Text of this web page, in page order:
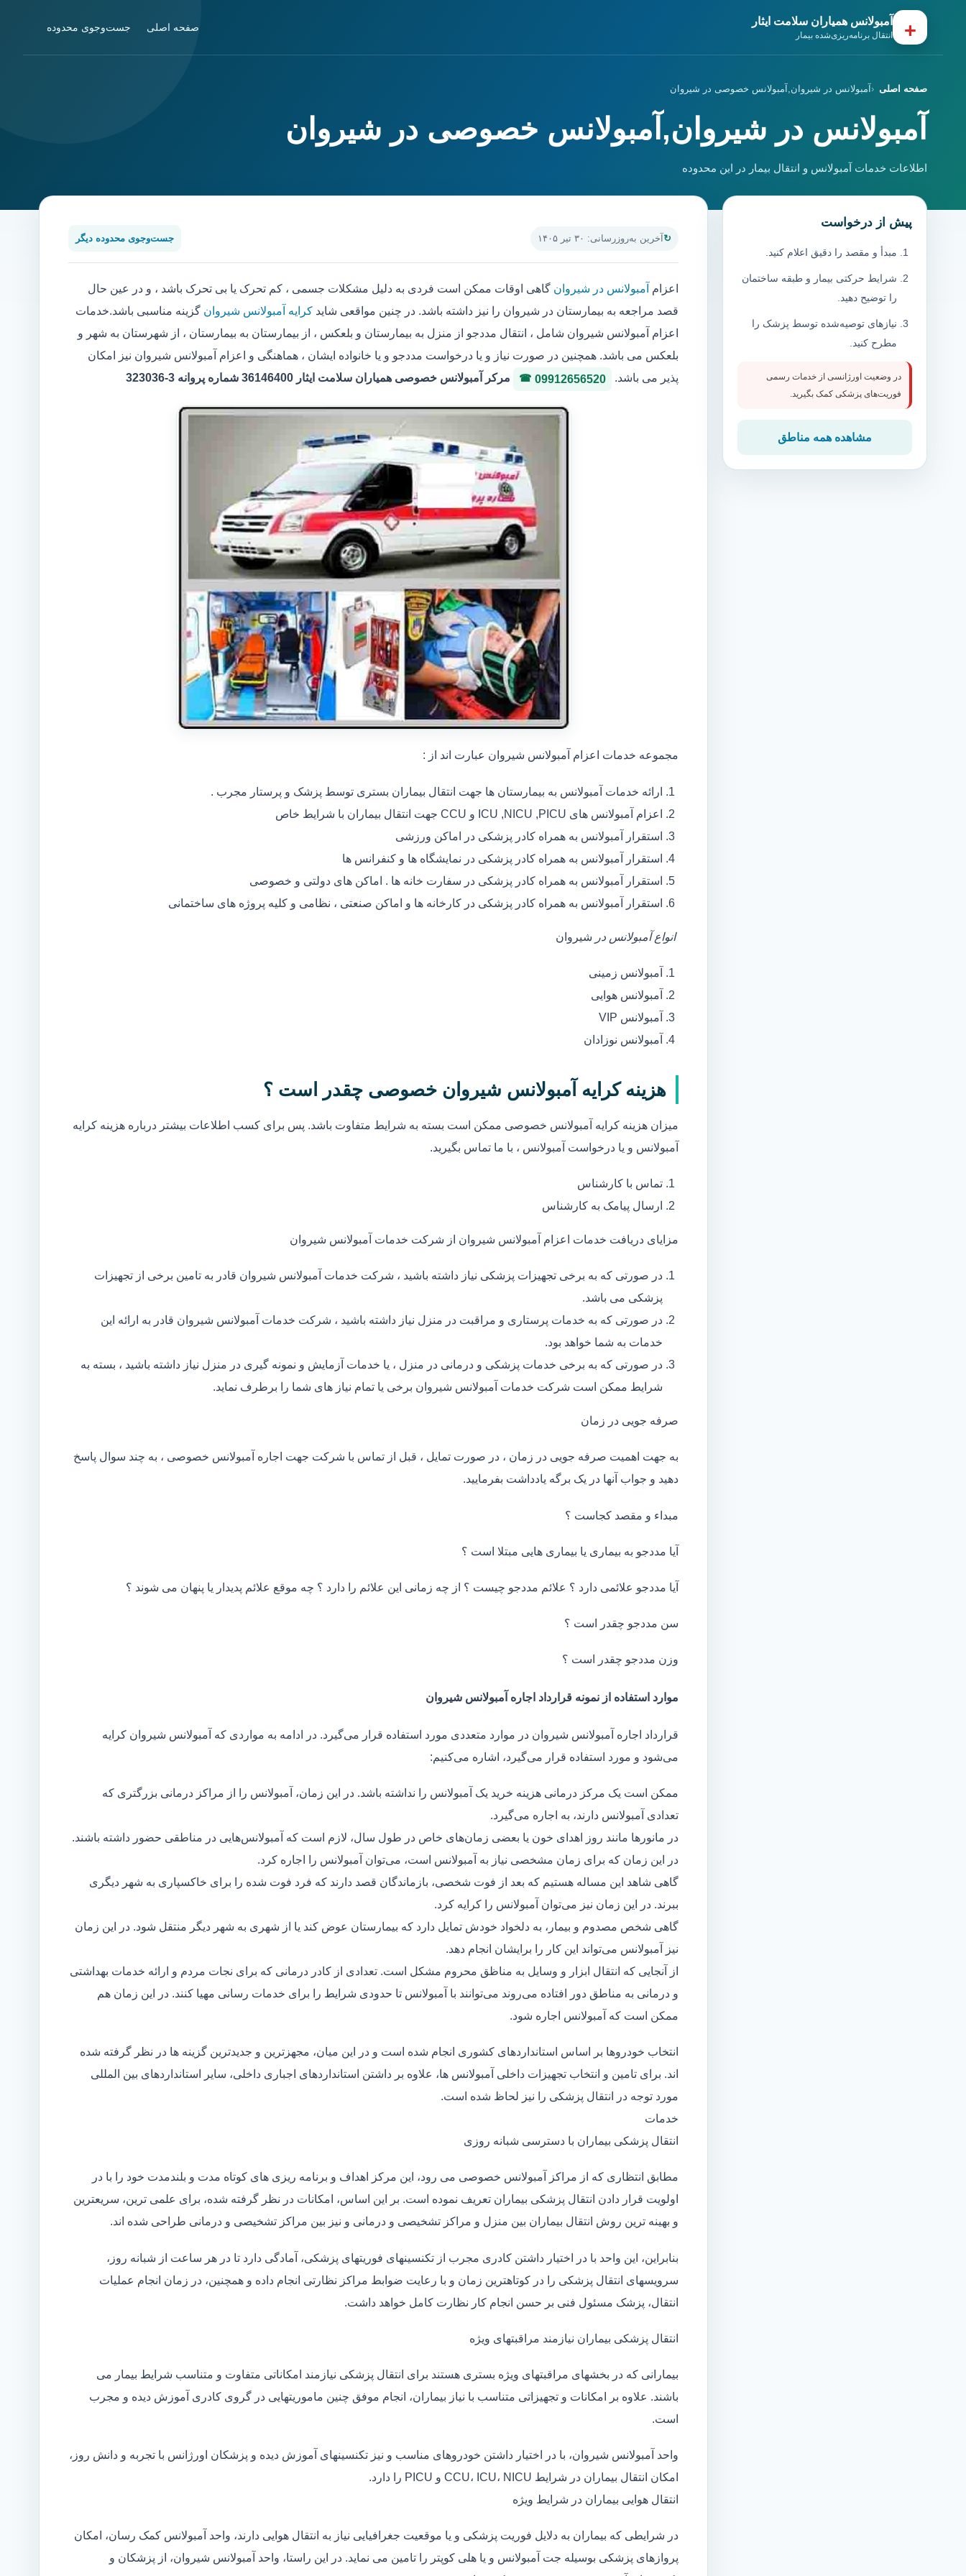
+ آمبولانس همیاران سلامت ایثار
انتقال برنامه‌ریزی‌شده بیمار
صفحه اصلی جست‌وجوی محدوده
صفحه اصلی آمبولانس در شیروان,آمبولانس خصوصی در شیروان
آمبولانس در شیروان,آمبولانس خصوصی در شیروان
اطلاعات خدمات آمبولانس و انتقال بیمار در این محدوده
آخرین به‌روزرسانی: ۳۰ تیر ۱۴۰۵ جست‌وجوی محدوده دیگر
اعزام آمبولانس در شیروان گاهی اوقات ممکن است فردی به دلیل مشکلات جسمی ، کم تحرک یا بی تحرک باشد ، و در عین حال
قصد مراجعه به بیمارستان در شیروان را نیز داشته باشد. در چنین مواقعی شاید کرایه آمبولانس شیروان گزینه مناسبی باشد.خدمات
اعزام آمبولانس شیروان شامل ، انتقال مددجو از منزل به بیمارستان و بلعکس ، از بیمارستان به بیمارستان ، از شهرستان به شهر و
بلعکس می باشد. همچنین در صورت نیاز و یا درخواست مددجو و یا خانواده ایشان ، هماهنگی و اعزام آمبولانس شیروان نیز امکان
پذیر می باشد.
09912656520 مرکر آمبولانس خصوصی همیاران سلامت ایثار 36146400 شماره پروانه 3-323036
مجموعه خدمات اعزام آمبولانس شیروان عبارت اند از :
ارائه خدمات آمبولانس به بیمارستان ها جهت انتقال بیماران بستری توسط پزشک و پرستار مجرب .
اعزام آمبولانس های ICU ,NICU ,PICU و CCU جهت انتقال بیماران با شرایط خاص
استقرار آمبولانس به همراه کادر پزشکی در اماکن ورزشی
استقرار آمبولانس به همراه کادر پزشکی در نمایشگاه ها و کنفرانس ها
استقرار آمبولانس به همراه کادر پزشکی در سفارت خانه ها . اماکن های دولتی و خصوصی
استقرار آمبولانس به همراه کادر پزشکی در کارخانه ها و اماکن صنعتی ، نظامی و کلیه پروژه های ساختمانی
انواع آمبولانس در شیروان
آمبولانس زمینی
آمبولانس هوایی
آمبولانس VIP
آمبولانس نوزادان
هزینه کرایه آمبولانس شیروان خصوصی چقدر است ؟
میزان هزینه کرایه آمبولانس خصوصی ممکن است بسته به شرایط متفاوت باشد. پس برای کسب اطلاعات بیشتر درباره هزینه کرایه
آمبولانس و یا درخواست آمبولانس ، با ما تماس بگیرید.
تماس با کارشناس
ارسال پیامک به کارشناس
مزایای دریافت خدمات اعزام آمبولانس شیروان از شرکت خدمات آمبولانس شیروان
در صورتی که به برخی تجهیزات پزشکی نیاز داشته باشید ، شرکت خدمات آمبولانس شیروان قادر به تامین برخی از تجهیزات
پزشکی می باشد.
در صورتی که به خدمات پرستاری و مراقبت در منزل نیاز داشته باشید ، شرکت خدمات آمبولانس شیروان قادر به ارائه این
خدمات به شما خواهد بود.
در صورتی که به برخی خدمات پزشکی و درمانی در منزل ، یا خدمات آزمایش و نمونه گیری در منزل نیاز داشته باشید ، بسته به
شرایط ممکن است شرکت خدمات آمبولانس شیروان برخی یا تمام نیاز های شما را برطرف نماید.
صرفه جویی در زمان
به جهت اهمیت صرفه جویی در زمان ، در صورت تمایل ، قبل از تماس با شرکت جهت اجاره آمبولانس خصوصی ، به چند سوال پاسخ
دهید و جواب آنها در یک برگه یادداشت بفرمایید.
مبداء و مقصد کجاست ؟
آیا مددجو به بیماری یا بیماری هایی مبتلا است ؟
آیا مددجو علائمی دارد ؟ علائم مددجو چیست ؟ از چه زمانی این علائم را دارد ؟ چه موقع علائم پدیدار یا پنهان می شوند ؟
سن مددجو چقدر است ؟
وزن مددجو چقدر است ؟
موارد استفاده از نمونه قرارداد اجاره آمبولانس شیروان
قرارداد اجاره آمبولانس شیروان در موارد متعددی مورد استفاده قرار می‌گیرد. در ادامه به مواردی که آمبولانس شیروان کرایه
می‌شود و مورد استفاده قرار می‌گیرد، اشاره می‌کنیم:
ممکن است یک مرکز درمانی هزینه خرید یک آمبولانس را نداشته باشد. در این زمان، آمبولانس را از مراکز درمانی بزرگتری که
تعدادی آمبولانس دارند، به اجاره می‌گیرد.
در مانور‌ها مانند روز اهدای خون یا بعضی زمان‌های خاص در طول سال، لازم است که آمبولانس‌هایی در مناطقی حضور داشته باشند.
در این زمان که برای زمان مشخصی نیاز به آمبولانس است، می‌توان آمبولانس را اجاره کرد.
گاهی شاهد این مساله هستیم که بعد از فوت شخصی، بازماندگان قصد دارند که فرد فوت شده را برای خاکسپاری به شهر دیگری
ببرند. در این زمان نیز می‌توان آمبولانس را کرایه کرد.
گاهی شخص مصدوم و بیمار، به دلخواد خودش تمایل دارد که بیمارستان عوض کند یا از شهری به شهر دیگر منتقل شود. در این زمان
نیز آمبولانس می‌تواند این کار را برایشان انجام دهد.
از آنجایی که انتقال ابزار و وسایل به مناظق محروم مشکل است. تعدادی از کادر درمانی که برای نجات مردم و ارائه خدمات بهداشتی
و درمانی به مناطق دور افتاده می‌روند می‌توانند با آمبولانس تا حدودی شرایط را برای خدمات رسانی مهیا کنند. در این زمان هم
ممکن است که آمبولانس اجاره شود.
انتخاب خودروها بر اساس استانداردهای کشوری انجام شده است و در این میان، مجهزترین و جدیدترین گزینه ها در نظر گرفته شده
اند. برای تامین و انتخاب تجهیزات داخلی آمبولانس ها، علاوه بر داشتن استانداردهای اجباری داخلی، سایر استانداردهای بین المللی
مورد توجه در انتقال پزشکی را نیز لحاظ شده است.
خدمات
انتقال پزشکی بیماران با دسترسی شبانه روزی
مطابق انتظاری که از مراکز آمبولانس خصوصی می رود، این مرکز اهداف و برنامه ریزی های کوتاه مدت و بلندمدت خود را با در
اولویت قرار دادن انتقال پزشکی بیماران تعریف نموده است. بر این اساس، امکانات در نظر گرفته شده، برای علمی ترین، سریعترین
و بهینه ترین روش انتقال بیماران بین منزل و مراکز تشخیصی و درمانی و نیز بین مراکز تشخیصی و درمانی طراحی شده اند.
بنابراین، این واحد با در اختیار داشتن کادری مجرب از تکنسینهای فوریتهای پزشکی، آمادگی دارد تا در هر ساعت از شبانه روز،
سرویسهای انتقال پزشکی را در کوتاهترین زمان و با رعایت ضوابط مراکز نظارتی انجام داده و همچنین، در زمان انجام عملیات
انتقال، پزشک مسئول فنی بر حسن انجام کار نظارت کامل خواهد داشت.
انتقال پزشکی بیماران نیازمند مراقبتهای ویژه
بیمارانی که در بخشهای مراقبتهای ویژه بستری هستند برای انتقال پزشکی نیازمند امکاناتی متفاوت و متناسب شرایط بیمار می
باشند. علاوه بر امکانات و تجهیزاتی متناسب با نیاز بیماران، انجام موفق چنین ماموریتهایی در گروی کادری آموزش دیده و مجرب
است.
واحد آمبولانس شیروان، با در اختیار داشتن خودروهای مناسب و نیز تکنسینهای آموزش دیده و پزشکان اورژانس با تجربه و دانش روز،
امکان انتقال بیماران در شرایط CCU، ICU، NICU و PICU را دارد.
انتقال هوایی بیماران در شرایط ویژه
در شرایطی که بیماران به دلایل فوریت پزشکی و یا موقعیت جغرافیایی نیاز به انتقال هوایی دارند، واحد آمبولانس کمک رسان، امکان
پروازهای پزشکی بوسیله جت آمبولانس و یا هلی کوپتر را تامین می نماید. در این راستا، واحد آمبولانس شیروان، از پزشکان و
پیش از درخواست
مبدأ و مقصد را دقیق اعلام کنید.
شرایط حرکتی بیمار و طبقه ساختمان
را توضیح دهید.
نیازهای توصیه‌شده توسط پزشک را
مطرح کنید.
در وضعیت اورژانسی از خدمات رسمی
فوریت‌های پزشکی کمک بگیرید.
مشاهده همه مناطق